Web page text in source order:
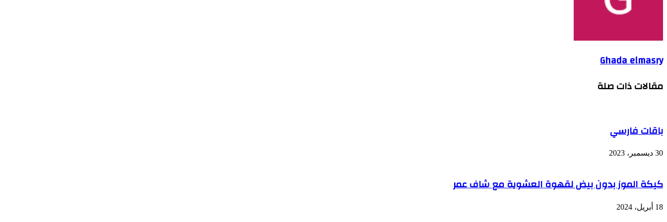
Ghada elmasry
مقالات ذات صلة
باقات فارسي
30 ديسمبر، 2023
كيكة الموز بدون بيض لقهوة العشوية مع شاف عمر
18 أبريل، 2024